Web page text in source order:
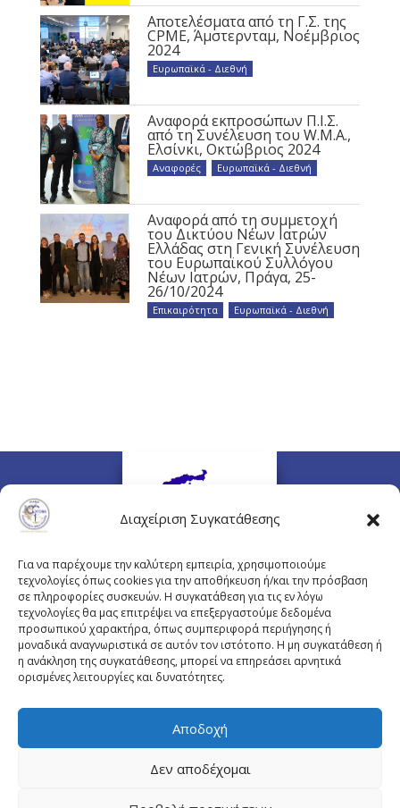
Διαχείριση Συγκατάθεσης
Για να παρέχουμε την καλύτερη εμπειρία, χρησιμοποιούμε
τεχνολογίες όπως cookies για την αποθήκευση ή/και την πρόσβαση
σε πληροφορίες συσκευών. Η συγκατάθεση για τις εν λόγω
τεχνολογίες θα μας επιτρέψει να επεξεργαστούμε δεδομένα
προσωπικού χαρακτήρα, όπως συμπεριφορά περιήγησης ή
μοναδικά αναγνωριστικά σε αυτόν τον ιστότοπο. Η μη συγκατάθεση ή
η ανάκληση της συγκατάθεσης, μπορεί να επηρεάσει αρνητικά
ορισμένες λειτουργίες και δυνατότητες.
Αποδοχή
Δεν αποδέχομαι
Αποτελέσματα από τη Γ.Σ. της
CPME, Άμστερνταμ, Νοέμβριος
2024
Ευρωπαϊκά - Διεθνή
Αναφορά εκπροσώπων Π.Ι.Σ.
από τη Συνέλευση του W.M.A.,
Ελσίνκι, Οκτώβριος 2024
Αναφορές Ευρωπαϊκά - Διεθνή
Αναφορά από τη συμμετοχή
του Δικτύου Νέων Ιατρών
Ελλάδας στη Γενική Συνέλευση
του Ευρωπαϊκού Συλλόγου
Νέων Ιατρών, Πράγα, 25-
26/10/2024
Επικαιρότητα Ευρωπαϊκά - Διεθνή
Πλουτάρχου 3, 10675 Αθήνα
Email επικοινωνίας:pisinfo@pis.gr